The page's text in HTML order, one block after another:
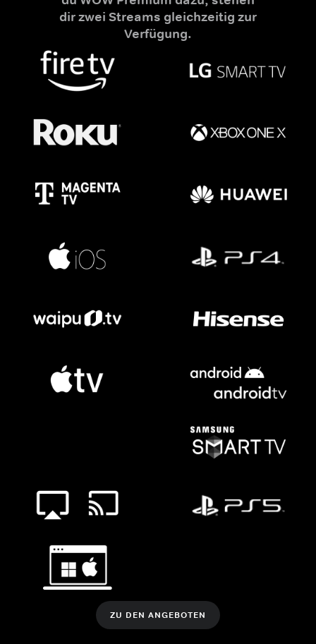
dir zwei Streams gleichzeitig zur
Verfügung.
ZU DEN ANGEBOTEN